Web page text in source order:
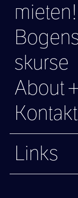
mieten!
skurse
About
Kontakt
Links